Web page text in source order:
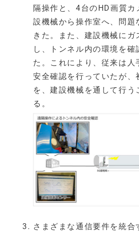
隔操作と、4台のHD画質カ
設機械から操作室へ、問題
きた。また、建設機械にガ
し、トンネル内の環境を確
た。これにより、従来は人
安全確認を行っていたが、
を、建設機械を通して行う
る。
さまざまな通信要件を統合